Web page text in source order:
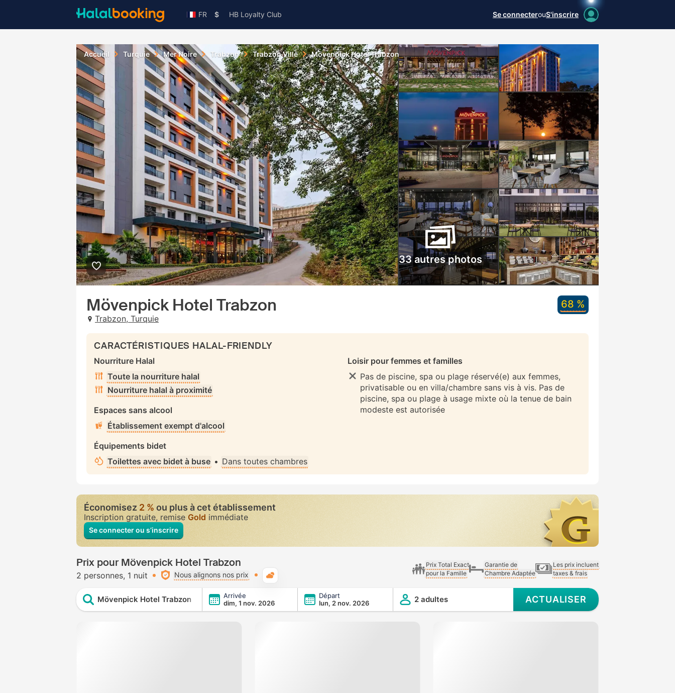
FR $ HB Loyalty Club Se connecterouS'inscrire
Accueil Turquie Mer Noire Trabzon Trabzon Ville Mövenpick Hotel Trabzon
33 autres photos
Mövenpick Hotel Trabzon
Trabzon, Turquie
68 %
CARACTÉRISTIQUES HALAL-FRIENDLY
Nourriture Halal
Toute la nourriture halal
Nourriture halal à proximité
Espaces sans alcool
Établissement exempt d'alcool
Équipements bidet
Toilettes avec bidet à buse • Dans toutes chambres
Loisir pour femmes et familles
Pas de piscine, spa ou plage réservé(e) aux femmes,
privatisable ou en villa/chambre sans vis à vis. Pas de
piscine, spa ou plage à usage mixte où la tenue de bain
modeste est autorisée
Économisez2 %ou plus à cet établissement
Inscription gratuite, remiseGold immédiate
Se connecter ou s’inscrire
Prix pour Mövenpick Hotel Trabzon
2 personnes 1 nuit Nous alignons nos prix
Prix Total Exact
pour la Famille
Garantie de
Chambre Adaptée
Les prix incluent
taxes & frais
Mövenpick Hotel Trabzon
Arrivée
dim, 1 nov. 2026
Départ
lun, 2 nov. 2026
2 adultes ACTUALISER